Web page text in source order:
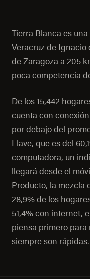
Tierra Blanca es
Veracruz de Ignacio
de Zaragoza a 205
poca competencia
De los 15,442
cuenta con
por debajo del
Llave, que es del
computadora, un
llegará desde el
Producto, la mezcla
28,9% de los
51,4% con internet,
piensa primero para
siempre son rápidas.